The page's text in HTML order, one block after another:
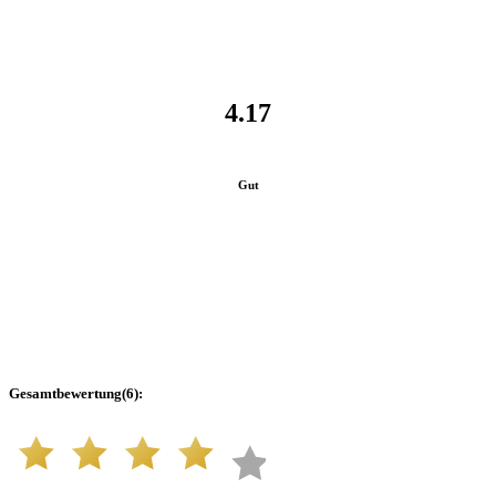
4.17
Gut
Gesamtbewertung(6):